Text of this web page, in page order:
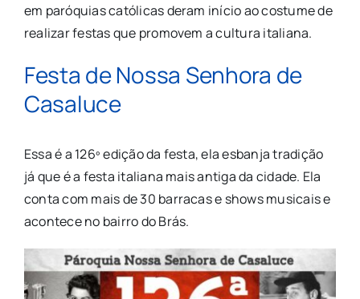
em paróquias católicas deram início ao costume de
realizar festas que promovem a cultura italiana.
Festa de Nossa Senhora de
Casaluce
Essa é a 126º edição da festa, ela esbanja tradição
já que é a festa italiana mais antiga da cidade. Ela
conta com mais de 30 barracas e shows musicais e
acontece no bairro do Brás.